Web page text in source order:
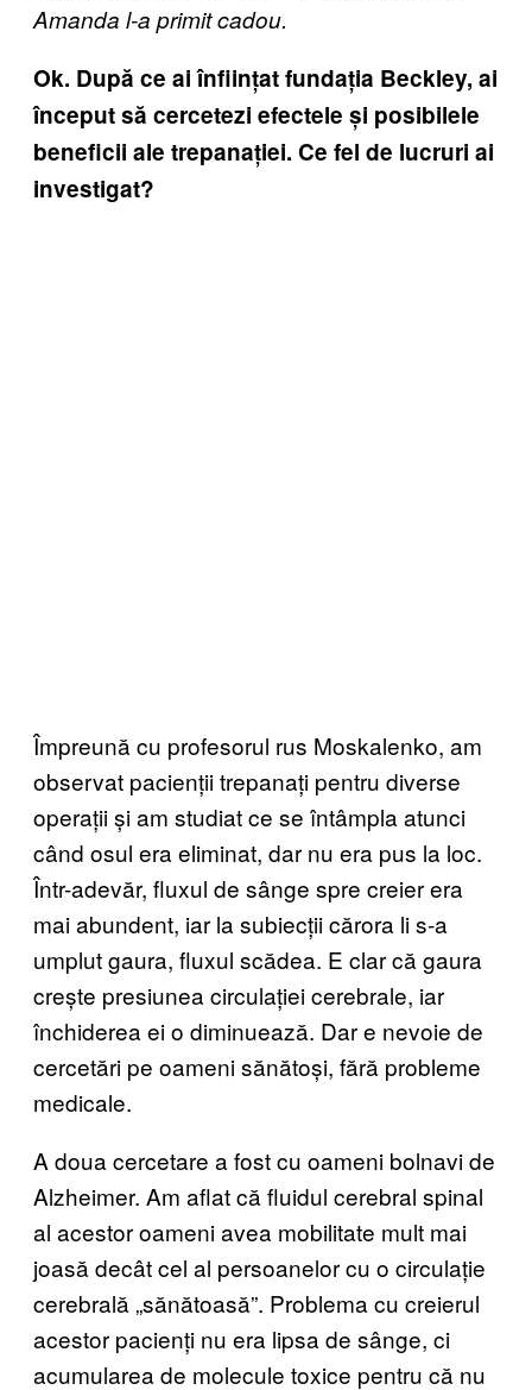
Amanda l-a primit cadou.
Ok. După ce ai înființat fundația Beckley, ai
început să cercetezi efectele și posibilele
beneficii ale trepanației. Ce fel de lucruri ai
investigat?
Împreună cu profesorul rus Moskalenko, am
observat pacienții trepanați pentru diverse
operații și am studiat ce se întâmpla atunci
când osul era eliminat, dar nu era pus la loc.
Într-adevăr, fluxul de sânge spre creier era
mai abundent, iar la subiecții cărora li s-a
umplut gaura, fluxul scădea. E clar că gaura
crește presiunea circulației cerebrale, iar
închiderea ei o diminuează. Dar e nevoie de
cercetări pe oameni sănătoși, fără probleme
medicale.
A doua cercetare a fost cu oameni bolnavi de
Alzheimer. Am aflat că fluidul cerebral spinal
al acestor oameni avea mobilitate mult mai
joasă decât cel al persoanelor cu o circulație
cerebrală „sănătoasă”. Problema cu creierul
acestor pacienți nu era lipsa de sânge, ci
acumularea de molecule toxice pentru că nu